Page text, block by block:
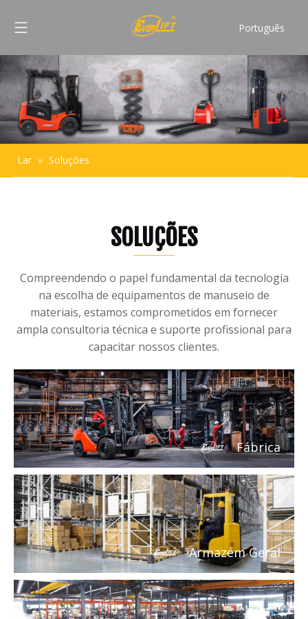
Português
Français
Pусский
Español
Lar » Soluções
SOLUÇÕES
Compreendendo o papel fundamental da tecnologia
na escolha de equipamentos de manuseio de
materiais, estamos comprometidos em fornecer
ampla consultoria técnica e suporte profissional para
capacitar nossos clientes.
Fábrica
Armazém Geral